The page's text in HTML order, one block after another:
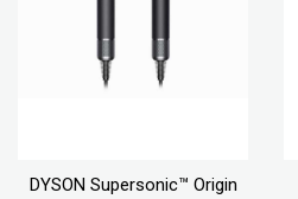
DYSON Supersonic™ Origin